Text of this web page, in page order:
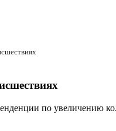
по увеличению